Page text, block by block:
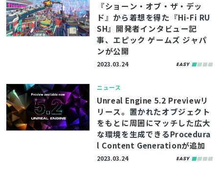
『ショーン・オブ・ザ・デッ
ド』から着想を得た『Hi-Fi RU
SH』開発者インタビュー記
事、エピック ゲームズ ジャパ
ンが公開
2023.03.24
ニュース
Unreal Engine 5.2 Previewリ
リース。置かれたオブジェクト
をもとに周囲にマッチした広大
な環境を生成できるProcedura
l Content Generationが追加
2023.03.24